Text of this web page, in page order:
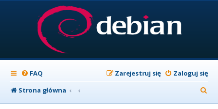
FAQ Zaloguj się
Zarejestruj się
Strona główna
z